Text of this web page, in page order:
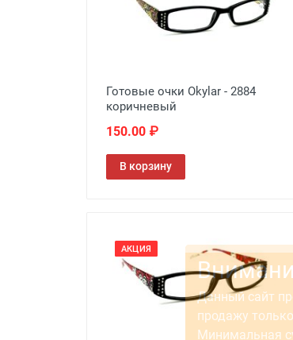
Готовые очки Okylar - 2884
коричневый
150.00 ₽
В корзину
АКЦИЯ